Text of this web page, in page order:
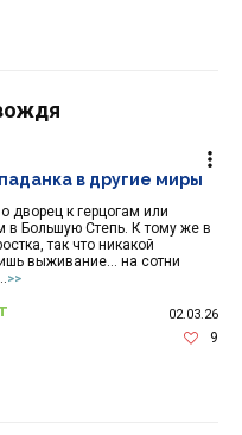
дворец к герцогам или
в Большую Степь. К тому же в
так что никакой
выживание... на сотни
>>
в другие миры
02.03.26
9